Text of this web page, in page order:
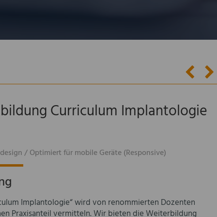
Curriculum Implantologie
/ Optimiert für mobile Geräte (Responsive)
Implantologie“ wird von renommierten Dozenten
Praxisanteil vermitteln. Wir bieten die Weiterbildung